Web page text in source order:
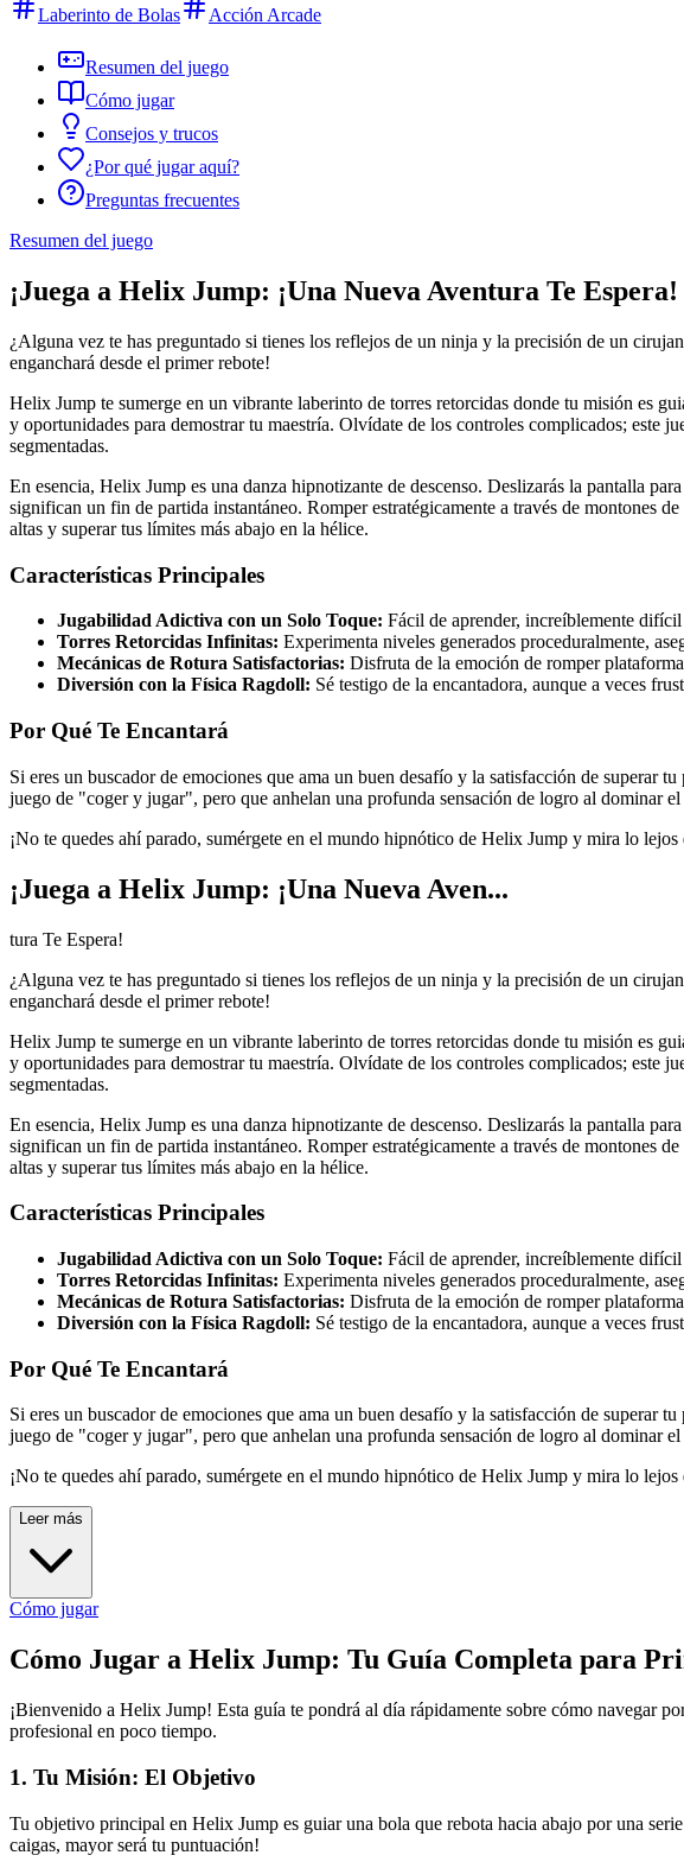
Laberinto de Bolas Acción Arcade
Resumen del juego
Cómo jugar
Consejos y trucos
¿Por qué jugar aquí?
Preguntas frecuentes
Resumen del juego
¡Juega a Helix Jump: ¡Una Nueva Aventura Te Espera!
¿Alguna vez te has preguntado si tienes los reflejos de un ninja y la precisión de un
enganchará desde el primer rebote!
Helix Jump te sumerge en un vibrante laberinto de torres retorcidas donde tu misión es
y oportunidades para demostrar tu maestría. Olvídate de los controles complicados; este
segmentadas.
En esencia, Helix Jump es una danza hipnotizante de descenso. Deslizarás la pantalla
significan un fin de partida instantáneo. Romper estratégicamente a través de montones
altas y superar tus límites más abajo en la hélice.
Características Principales
Jugabilidad Adictiva con un Solo Toque: Fácil de aprender, increíblemente
Torres Retorcidas Infinitas: Experimenta niveles generados proceduralmente,
Mecánicas de Rotura Satisfactorias: Disfruta de la emoción de romper
Diversión con la Física Ragdoll: Sé testigo de la encantadora, aunque a veces
Por Qué Te Encantará
Si eres un buscador de emociones que ama un buen desafío y la satisfacción de superar
juego de "coger y jugar", pero que anhelan una profunda sensación de logro al dominar
¡No te quedes ahí parado, sumérgete en el mundo hipnótico de Helix Jump y mira lo lejos
¡Juega a Helix Jump: ¡Una Nueva Aven...
tura Te Espera!
¿Alguna vez te has preguntado si tienes los reflejos de un ninja y la precisión de un
enganchará desde el primer rebote!
Helix Jump te sumerge en un vibrante laberinto de torres retorcidas donde tu misión es
y oportunidades para demostrar tu maestría. Olvídate de los controles complicados; este
segmentadas.
En esencia, Helix Jump es una danza hipnotizante de descenso. Deslizarás la pantalla
significan un fin de partida instantáneo. Romper estratégicamente a través de montones
altas y superar tus límites más abajo en la hélice.
Características Principales
Jugabilidad Adictiva con un Solo Toque: Fácil de aprender, increíblemente
Torres Retorcidas Infinitas: Experimenta niveles generados proceduralmente,
Mecánicas de Rotura Satisfactorias: Disfruta de la emoción de romper
Diversión con la Física Ragdoll: Sé testigo de la encantadora, aunque a veces
Por Qué Te Encantará
Si eres un buscador de emociones que ama un buen desafío y la satisfacción de superar
juego de "coger y jugar", pero que anhelan una profunda sensación de logro al dominar
¡No te quedes ahí parado, sumérgete en el mundo hipnótico de Helix Jump y mira lo lejos
Leer más
Cómo jugar
Cómo Jugar a Helix Jump: Tu Guía Completa para
¡Bienvenido a Helix Jump! Esta guía te pondrá al día rápidamente sobre cómo navegar
profesional en poco tiempo.
1. Tu Misión: El Objetivo
Tu objetivo principal en Helix Jump es guiar una bola que rebota hacia abajo por una
caigas, mayor será tu puntuación!